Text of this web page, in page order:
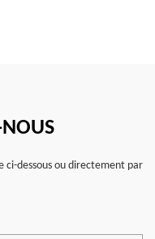
ci-dessous ou directement par